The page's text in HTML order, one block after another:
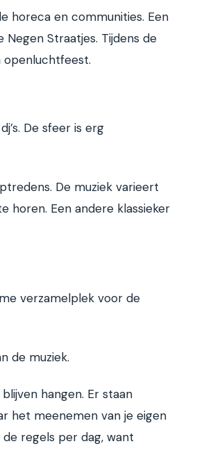
horeca en communities. Een
Straatjes. Tijdens de
openluchtfeest.
De sfeer is erg
De muziek varieert
horen. Een andere klassieker
verzamelplek voor de
de muziek.
hangen. Er staan
het meenemen van je eigen
regels per dag, want